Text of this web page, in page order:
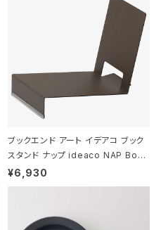
ブックエンド アート イデアコ ブック
スタンド ナップ ideaco NAP Book
stand ブラウン
¥6,930